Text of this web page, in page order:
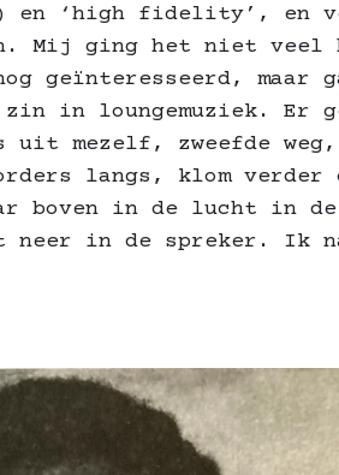
en ‘high fidelity’, en
Mij ging het niet veel
geïnteresseerd, maar
in loungemuziek. Er
uit mezelf, zweefde weg,
langs, klom verder
boven in de lucht in
neer in de spreker. Ik